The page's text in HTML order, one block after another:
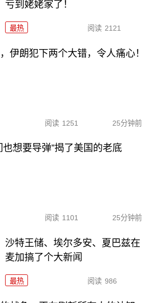
亏到姥姥家了！
最热 阅读 2121
伊朗犯下两个大错，令人痛心！
阅读 1251 25分钟前
也想要导弹”揭了美国的老底
阅读 1101 25分钟前
沙特王储、埃尔多安、夏巴兹在
麦加搞了个大新闻
最热 阅读 986